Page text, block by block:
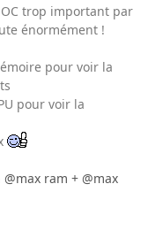
trop important par
énormément !
pour voir la
pour voir la
ram + @max